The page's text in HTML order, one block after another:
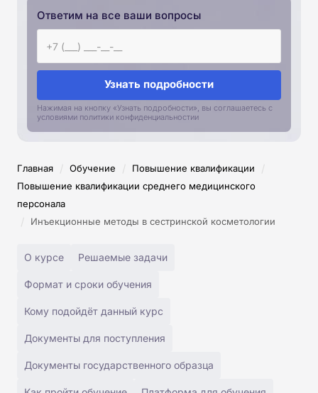
Ответим на все ваши вопросы
Узнать подробности
Нажимая на кнопку «Узнать подробности», вы соглашаетесь с
условиями политики конфиденциальностии
Главная / Обучение / Повышение квалификации /
Повышение квалификации среднего медицинского
персонала
/ Инъекционные методы в сестринской косметологии
О курсе Решаемые задачи
Формат и сроки обучения
Кому подойдёт данный курс
Документы для поступления
Документы государственного образца